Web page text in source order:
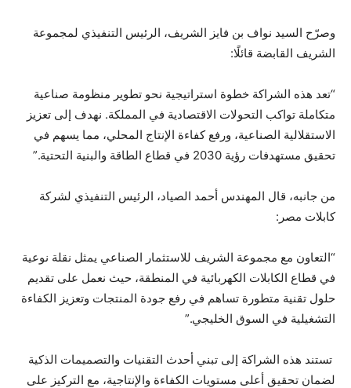
وصرّح السيد نواف بن فايز الشريف، الرئيس التنفيذي لمجموعة
الشريف القابضة قائلًا:
“تعد هذه الشراكة خطوة استراتيجية نحو تطوير منظومة صناعية
متكاملة تواكب التحولات الاقتصادية في المملكة. نهدف إلى تعزيز
الاستقلالية الصناعية، ورفع كفاءة الإنتاج المحلي، مما يسهم في
تحقيق مستهدفات رؤية 2030 في قطاع الطاقة والبنية التحتية.”
من جانبه، قال المهندس أحمد الصياد، الرئيس التنفيذي لشركة
كابلات مصر:
“التعاون مع مجموعة الشريف للاستثمار الصناعي يمثل نقلة نوعية
في قطاع الكابلات الكهربائية في المنطقة، حيث نعمل على تقديم
حلول تقنية متطورة تساهم في رفع جودة المنتجات وتعزيز الكفاءة
التشغيلية في السوق الخليجي.”
تستند هذه الشراكة إلى تبني أحدث التقنيات والتصميمات الذكية
لضمان تحقيق أعلى مستويات الكفاءة والإنتاجية، مع التركيز على